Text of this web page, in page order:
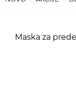
Maska za